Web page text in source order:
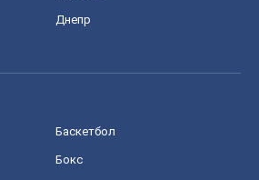
Днепр
Баскетбол
Бокс